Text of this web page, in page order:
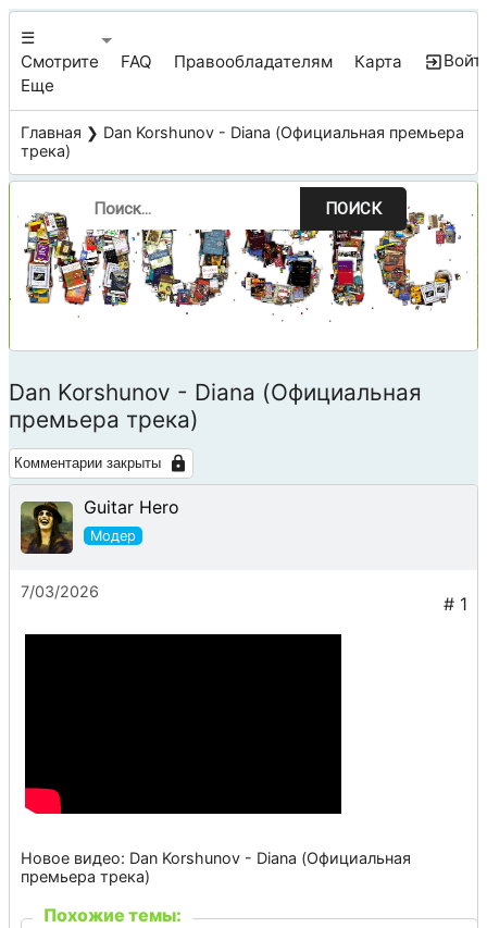
☰
Смотрите
Еще
FAQ Правообладателям Карта
Главная ❯ Dan Korshunov - Diana (Официальная премьера
трека)
ПОИСК
Dan Korshunov - Diana (Официальная
премьера трека)
Комментарии закрыты
Guitar Hero
7/03/2026
Новое видео: Dan Korshunov - Diana (Официальная
премьера трека)
Похожие темы: